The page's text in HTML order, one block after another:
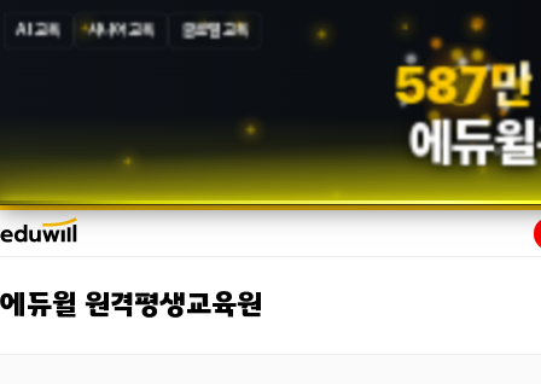
AI 교육 시니어 교육 글로벌 교육
587만
에듀윌
에듀윌 원격평생교육원